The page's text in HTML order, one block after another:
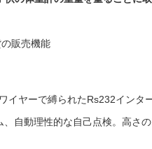
販売機能
イヤーで縛られたRs232イン
自動理性的な自己点検。高さ